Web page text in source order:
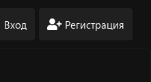
Вход Регистрация